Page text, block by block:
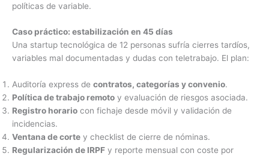
políticas de variable.
Caso práctico: estabilización en 45 días
Una startup tecnológica de 12 personas sufría cierres tardíos,
variables mal documentadas y dudas con teletrabajo. El plan:
Auditoría express de contratos, categorías y convenio.
Política de trabajo remoto y evaluación de riesgos asociada.
Registro horario con fichaje desde móvil y validación de
incidencias.
Ventana de corte y checklist de cierre de nóminas.
Regularización de IRPF y reporte mensual con coste por